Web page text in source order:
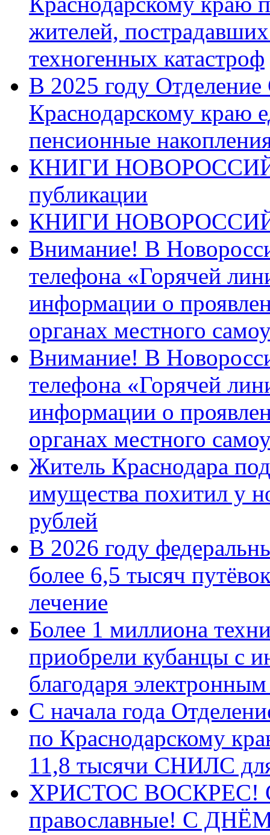
жителей,
техногенных катастроф
В 2025 году
Краснодарскому краю
пенсионные
КНИГИ
публикации
КНИГИ
Внимание! В
телефона «Горячей
информации о
органах местного
Внимание! В
телефона «Горячей
информации о
органах местного
Житель Краснодара
имущества похитил у
рублей
В 2026 году
более 6,5 тысяч
лечение
Более 1 миллиона
приобрели кубанцы с
благодаря
С начала года
по Краснодарскому
11,8 тысячи СНИЛС
ХРИСТОС ВОСКРЕС! С
православные! C